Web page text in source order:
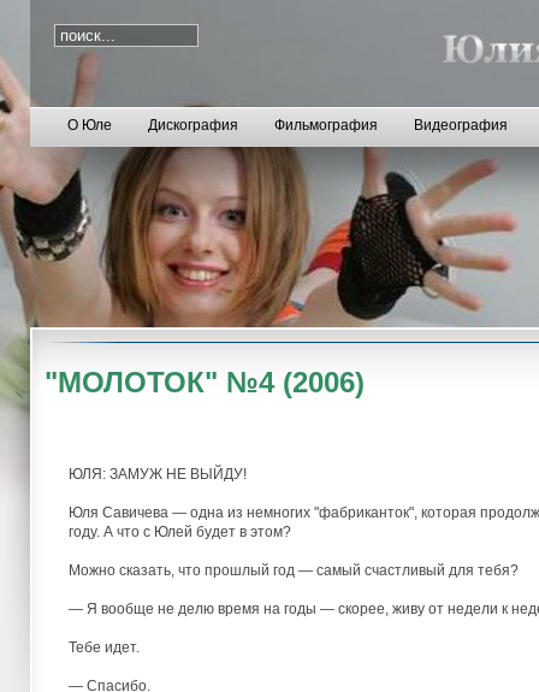
О Юле Дискография Фильмография Видеография
"МОЛОТОК" №4 (2006)
ЮЛЯ: ЗАМУЖ НЕ ВЫЙДУ!
Юля Савичева — одна из немногих "фабриканток", которая
году. А что с Юлей будет в этом?
Можно сказать, что прошлый год — самый счастливый для тебя?
— Я вообще не делю время на годы — скорее, живу от недели к
Тебе идет.
— Спасибо.